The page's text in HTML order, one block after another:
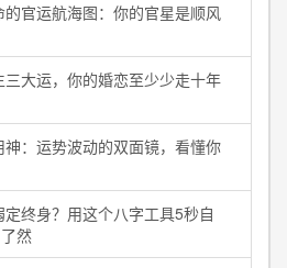
的官运航海图：你的官星是顺风
三大运，你的婚恋至少少走十年
神：运势波动的双面镜，看懂你
定终身？用这个八字工具5秒自
然